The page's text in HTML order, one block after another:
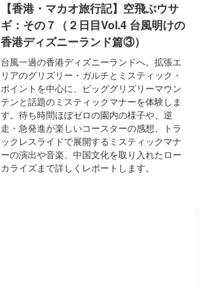
【香港・マカオ旅行記】空飛ぶウサ
ギ：その７（２日目Vol.4 台風明けの
香港ディズニーランド篇③）
台風一過の香港ディズニーランドへ。拡張エ
リアのグリズリー・ガルチとミスティック・
ポイントを中心に、ビッググリズリーマウン
テンと話題のミスティックマナーを体験しま
す。待ち時間ほぼゼロの園内の様子や、逆
走・急発進が楽しいコースターの感想、トラ
ックレスライドで展開するミスティックマナ
ーの演出や音楽、中国文化を取り入れたロー
カライズまで詳しくレポートします。